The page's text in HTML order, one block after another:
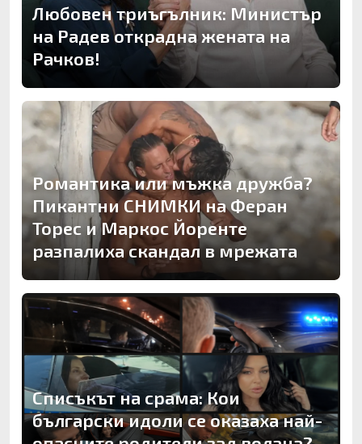
Любовен триъгълник: Министър
на Радев открадна жената на
Рачков!
Романтика или мъжка дружба?
Пикантни СНИМКИ на Феран
Торес и Маркос Йоренте
разпалиха скандал в мрежата
Списъкът на срама: Кои
български идоли се оказаха най-